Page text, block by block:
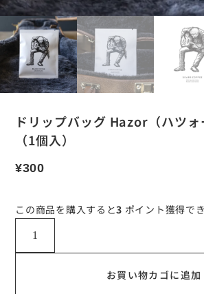
ドリップバッグ Hazor（ハツォ
（1個入）
¥300
この商品を購入すると3 ポイント獲得でき
お買い物カゴに追加